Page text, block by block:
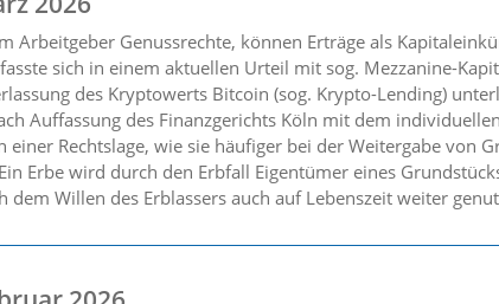
Arbeitgeber Genussrechte, können Erträge als
sich in einem aktuellen Urteil mit sog. Mezzanine-
des Kryptowerts Bitcoin (sog. Krypto-Lending)
Auffassung des Finanzgerichts Köln mit dem
Rechtslage, wie sie häufiger bei der Weitergabe von
Erbe wird durch den Erbfall Eigentümer eines
Willen des Erblassers auch auf Lebenszeit weiter